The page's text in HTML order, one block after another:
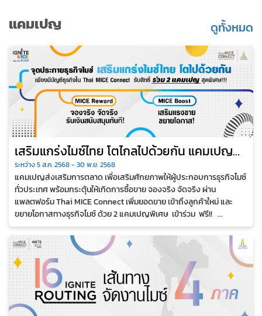
แคมเปญ ดูทั้งหมด
เสริมแกร่งไมซ์ไทย โตไกลไปด้วยกัน แคมเปญ
สุดพิเศษจากโครงการ “IGNITE MICE Upskill
to Scale”
ระหว่าง 5 ส.ค. 2568 - 30 พ.ย. 2568
แคมเปญส่งเสริมการตลาด เพื่อเสริมศักยภาพให้ผู้ประกอบการธุรกิจไมซ์
ทั่วประเทศ พร้อมกระตุ้นให้เกิดการซื้อขาย จองจริง จัดจริง ผ่าน
แพลตฟอร์ม Thai MICE Connect เพิ่มยอดขาย เข้าถึงลูกค้าใหม่ และ
ขยายโอกาสทางธุรกิจไมซ์ ด้วย 2 แคมเปญพิเศษ เข้าร่วม ฟรี!! ...